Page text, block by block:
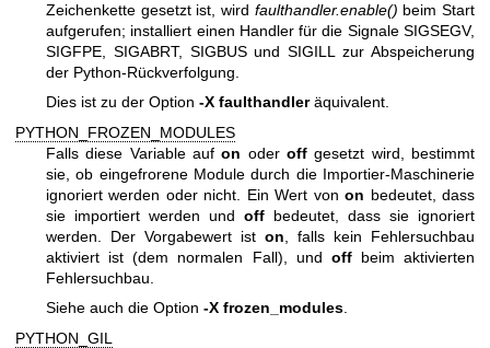
Zeichenkette gesetzt ist, wird faulthandler.enable() beim Start
aufgerufen; installiert einen Handler für die Signale SIGSEGV,
SIGFPE, SIGABRT, SIGBUS und SIGILL zur Abspeicherung
der Python-Rückverfolgung.
Dies ist zu der Option -X faulthandleräquivalent.
PYTHON_FROZEN_MODULES
Falls diese Variable aufon oderoff gesetzt wird, bestimmt
sie, ob eingefrorene Module durch die Importier-Maschinerie
ignoriert werden oder nicht. Ein Wert vonon bedeutet, dass
sie importiert werden und off bedeutet, dass sie ignoriert
werden. Der Vorgabewert ist on , falls kein Fehlersuchbau
aktiviert ist (dem normalen Fall), und offbeim aktivierten
Fehlersuchbau.
Siehe auch die Option -X frozen_modules
PYTHON_GIL